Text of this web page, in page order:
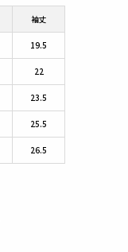
袖丈
19.5
22
23.5
25.5
26.5